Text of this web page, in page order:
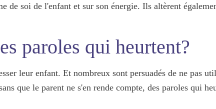
de soi de l'enfant et sur son énergie. Ils altèrent
paroles qui heurtent?
leur enfant. Et nombreux sont persuadés de ne pas
que le parent ne s'en rende compte, des paroles qui